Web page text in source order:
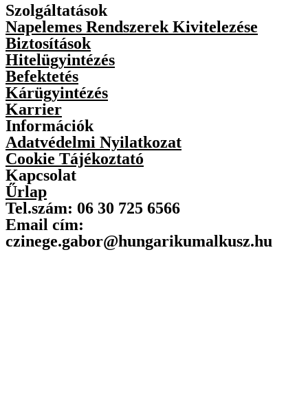
Szolgáltatások
Napelemes Rendszerek Kivitelezése
Biztosítások
Hitelügyintézés
Befektetés
Kárügyintézés
Karrier
Információk
Adatvédelmi Nyilatkozat
Cookie Tájékoztató
Kapcsolat
Űrlap
Tel.szám: 06 30 725 6566
Email cím:
czinege.gabor@hungarikumalkusz.hu